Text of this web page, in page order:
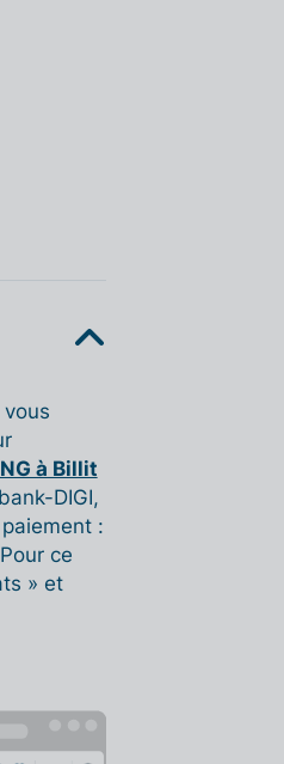
à Billit
DIGI,
:
ce
» et